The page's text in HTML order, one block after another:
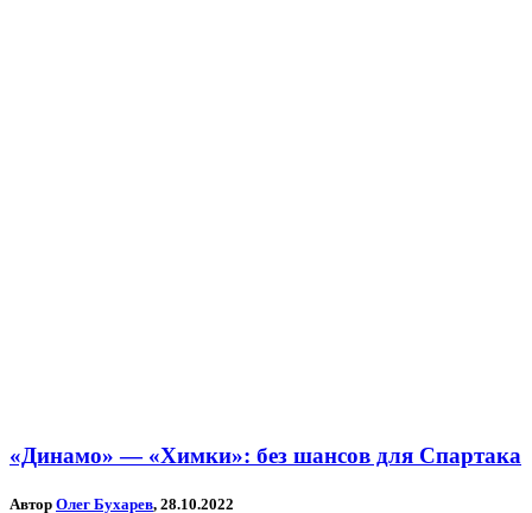
«Динамо» — «Химки»: без шансов для Спартака
Автор Олег Бухарев, 28.10.2022